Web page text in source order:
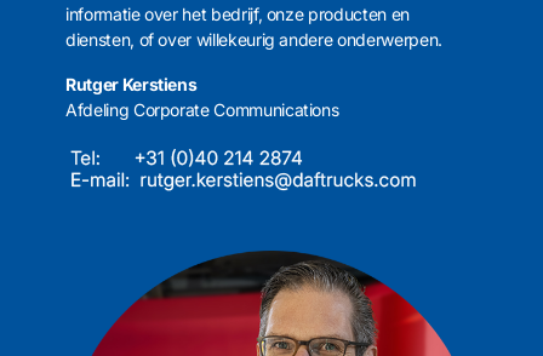
informatie over het bedrijf, onze producten en
diensten, of over willekeurig andere onderwerpen.
Rutger Kerstiens
Afdeling Corporate Communications